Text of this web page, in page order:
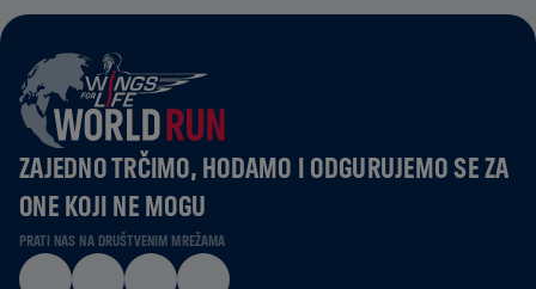
ZAJEDNO TRČIMO, HODAMO I ODGURUJEMO SE ZA
ONE KOJI NE MOGU
PRATI NAS NA DRUŠTVENIM MREŽAMA